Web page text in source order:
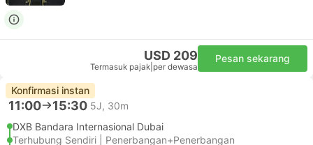
USD 209
Termasuk pajak per dewasa
Pesan sekarang
Konfirmasi instan
11:00 15:30 5J, 30m
DXB Bandara Internasional Dubai
Terhubung Sendiri | Penerbangan+Penerbangan